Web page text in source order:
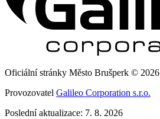
Oficiální stránky Město Brušperk © 2026
Provozovatel Galileo Corporation s.r.o.
Poslední aktualizace: 7. 8. 2026